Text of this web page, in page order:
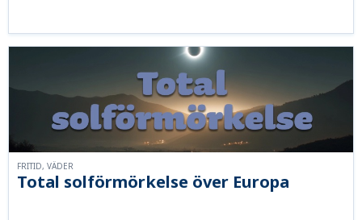
Total solförmörkelse över Europa
FRITID, VÄDER